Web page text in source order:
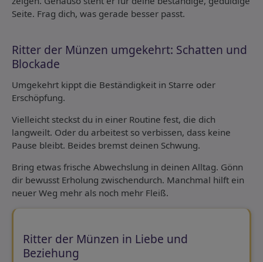
Seite. Frag dich, was gerade besser passt.
Ritter der Münzen umgekehrt: Schatten und
Blockade
Umgekehrt kippt die Beständigkeit in Starre oder
Erschöpfung.
Vielleicht steckst du in einer Routine fest, die dich
langweilt. Oder du arbeitest so verbissen, dass keine
Pause bleibt. Beides bremst deinen Schwung.
Bring etwas frische Abwechslung in deinen Alltag. Gönn
dir bewusst Erholung zwischendurch. Manchmal hilft ein
neuer Weg mehr als noch mehr Fleiß.
Ritter der Münzen in Liebe und
Beziehung